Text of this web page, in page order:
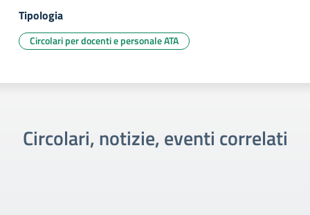
Tipologia
Circolari per docenti e personale ATA
Circolari, notizie, eventi correlati